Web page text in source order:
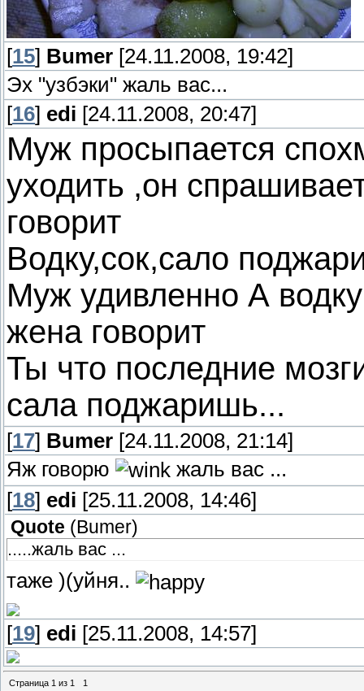
[15] Bumer [24.11.2008, 19:42]
Эх "узбэки" жаль вас...
[16] edi [24.11.2008, 20:47]
Муж просыпается
уходить ,он
говорит
Водку,сок,сало
Муж удивленно А
жена говорит
Ты что последние
сала поджаришь...
[17] Bumer [24.11.2008, 21:14]
Яж говорю
жаль вас ...
[18] edi [25.11.2008, 14:46]
Quote (Bumer)
.....жаль вас ...
таже )(уйня..
[19] edi [25.11.2008, 14:57]
Страница 1 из 1 1